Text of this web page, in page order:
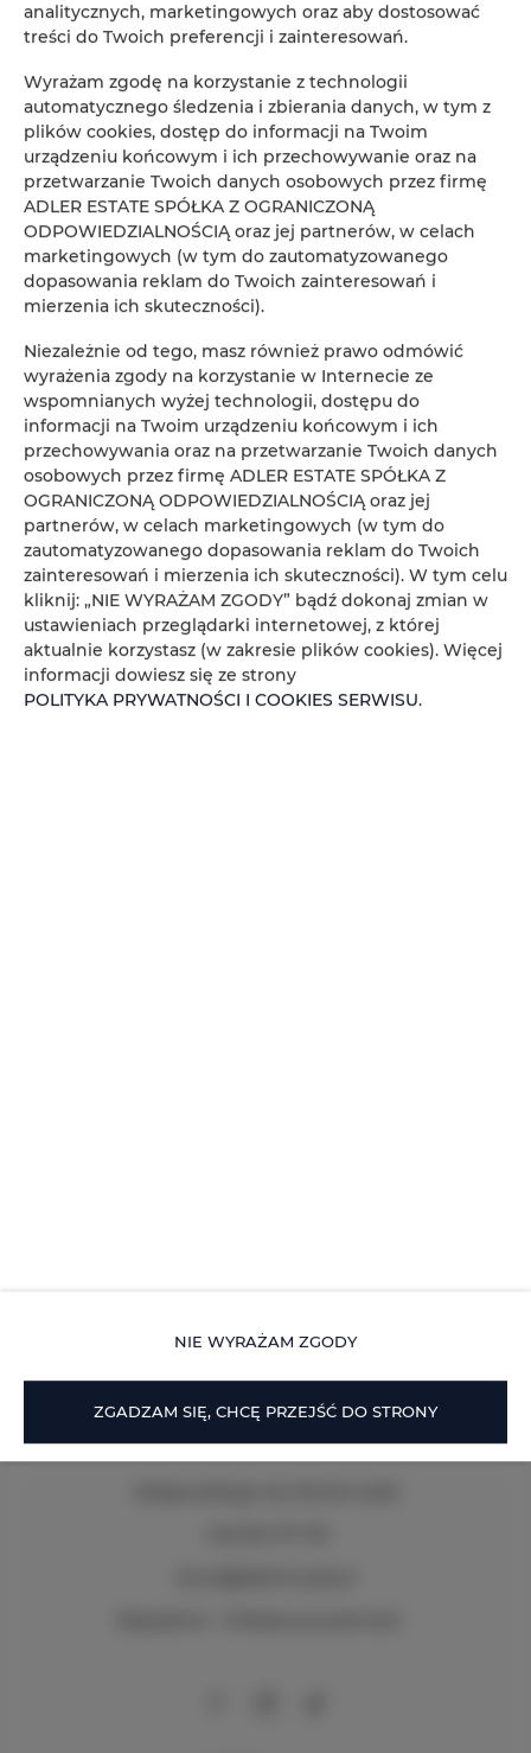
Lokalizacja
Początek
Koniec
Osoby
Cena
SPRAWDŹ DOSTĘPNOŚĆ
FILTROWANIE
ADLER ESTATE Sp. z
o.o.
1oferta
analitycznych, marketingowych oraz aby dostosować
treści do Twoich preferencji i zainteresowań.
Wyrażam zgodę na korzystanie z technologii
automatycznego śledzenia i zbierania danych, w tym z
plików cookies, dostęp do informacji na Twoim
urządzeniu końcowym i ich przechowywanie oraz na
przetwarzanie Twoich danych osobowych przez firmę
ADLER ESTATE SPÓŁKA Z OGRANICZONĄ
ODPOWIEDZIALNOŚCIĄ oraz jej partnerów, w celach
marketingowych (w tym do zautomatyzowanego
dopasowania reklam do Twoich zainteresowań i
mierzenia ich skuteczności).
Niezależnie od tego, masz również prawo odmówić
wyrażenia zgody na korzystanie w Internecie ze
wspomnianych wyżej technologii, dostępu do
informacji na Twoim urządzeniu końcowym i ich
przechowywania oraz na przetwarzanie Twoich danych
osobowych przez firmę ADLER ESTATE SPÓŁKA Z
OGRANICZONĄ ODPOWIEDZIALNOŚCIĄ oraz jej
partnerów, w celach marketingowych (w tym do
zautomatyzowanego dopasowania reklam do Twoich
zainteresowań i mierzenia ich skuteczności). W tym celu
kliknij: „NIE WYRAŻAM ZGODY” bądź dokonaj zmian w
ustawieniach przeglądarki internetowej, z której
aktualnie korzystasz (w zakresie plików cookies). Więcej
informacji dowiesz się ze strony
POLITYKA PRYWATNOŚCI I COOKIES SERWISU.
NIE WYRAŻAM ZGODY
ZGADZAM SIĘ, CHCĘ PRZEJŚĆ DO STRONY